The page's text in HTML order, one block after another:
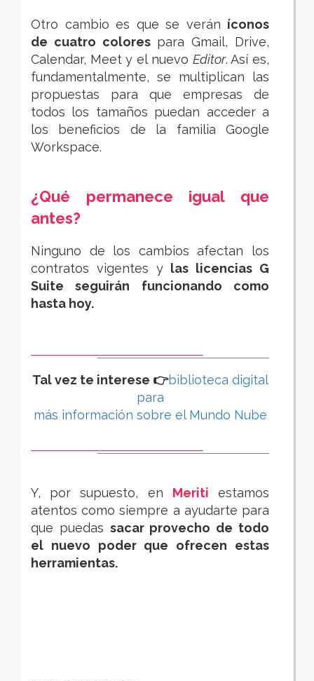
Otro cambio es que se verán íconos
de cuatro colorespara Gmail, Drive,
Calendar, Meet y el nuevo Editor. Así es,
fundamentalmente, se multiplican las
propuestas para que empresas de
todos los tamaños puedan acceder a
los beneficios de la familia Google
Workspace.
¿Qué permanece igual que
antes?
Ninguno de los cambios afectan los
contratos vigentes y las licencias G
Suite seguirán funcionando como
hasta hoy.
Tal vez te interese 👉biblioteca digital
para
más información sobre el Mundo Nube
Y, por supuesto, en Meriti
estamos
atentos como siempre a ayudarte para
que puedas sacar provecho de todo
el nuevo poder que ofrecen estas
herramientas.